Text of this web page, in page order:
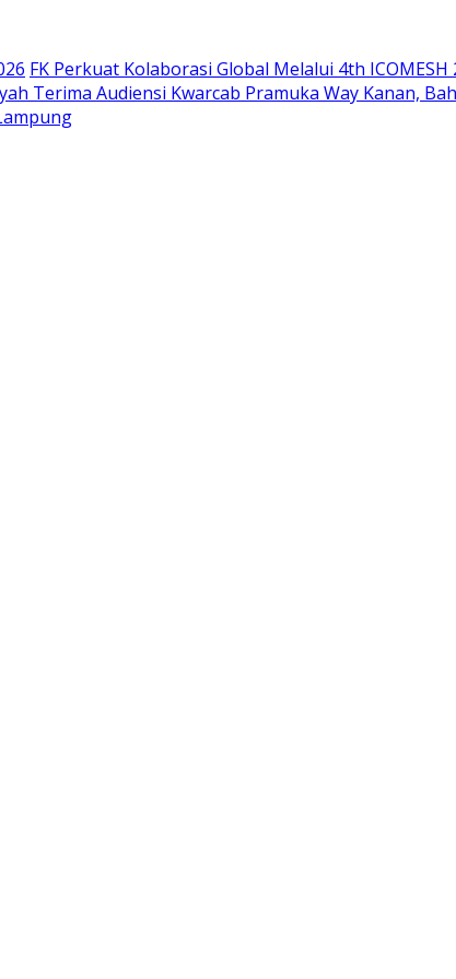
FK Perkuat Kolaborasi Global Melalui 4th ICOMESH
Terima Audiensi Kwarcab Pramuka Way Kanan,